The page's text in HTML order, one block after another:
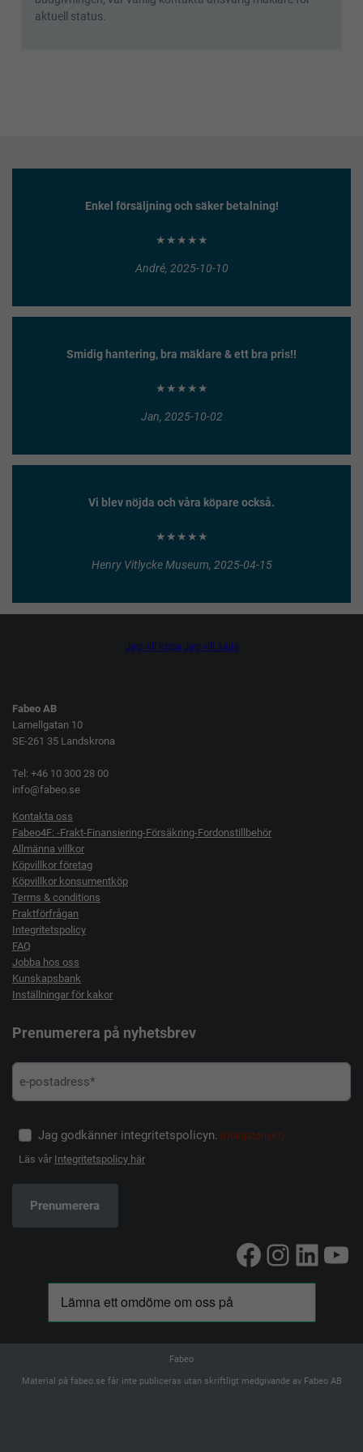
aktuell status.
Enkel försäljning och säker betalning!
★★★★★
André, 2025-10-10
Smidig hantering, bra mäklare & ett bra pris!!
★★★★★
Jan, 2025-10-02
Vi blev nöjda och våra köpare också.
★★★★★
Henry Vitlycke Museum, 2025-04-15
Jag vill köpa Jag vill sälja
Fabeo AB
Lamellgatan 10
SE-261 35 Landskrona
Tel: +46 10 300 28 00
info@fabeo.se
Kontakta oss
Fabeo4F: -Frakt-Finansiering-Försäkring-Fordonstillbehör
Allmänna villkor
Köpvillkor företag
Köpvillkor konsumentköp
Terms & conditions
Fraktförfrågan
Integritetspolicy
FAQ
Jobba hos oss
Kunskapsbank
Inställningar för kakor
Prenumerera på nyhetsbrev
Jag godkänner integritetspolicyn. (Obligatoriskt)
Läs vår Integritetspolicy här
Facebook
Fabeo
Material på fabeo.se får inte publiceras utan skriftligt medgivande av Fabeo AB